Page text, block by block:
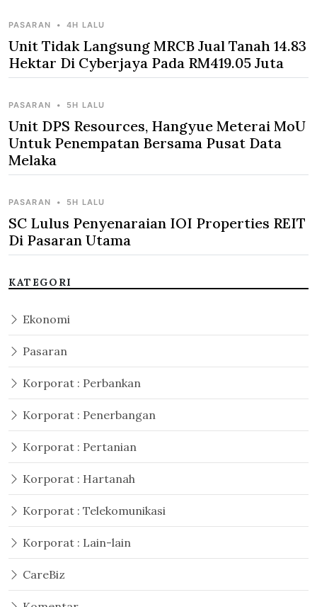
PASARAN • 4H LALU
Unit Tidak Langsung MRCB Jual Tanah 14.83
Hektar Di Cyberjaya Pada RM419.05 Juta
PASARAN • 5H LALU
Unit DPS Resources, Hangyue Meterai MoU
Untuk Penempatan Bersama Pusat Data
Melaka
PASARAN • 5H LALU
SC Lulus Penyenaraian IOI Properties REIT
Di Pasaran Utama
KATEGORI
Ekonomi
Pasaran
Korporat : Perbankan
Korporat : Penerbangan
Korporat : Pertanian
Korporat : Hartanah
Korporat : Telekomunikasi
Korporat : Lain-lain
CareBiz